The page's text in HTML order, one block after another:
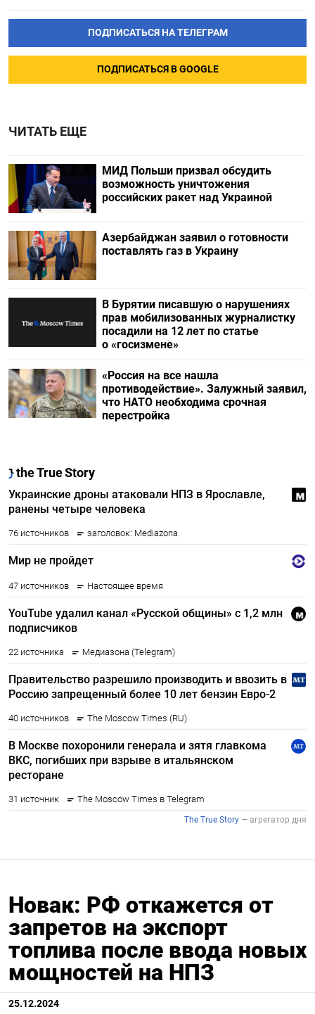
ПОДПИСАТЬСЯ НА ТЕЛЕГРАМ
ПОДПИСАТЬСЯ В GOOGLE
ЧИТАТЬ ЕЩЕ
МИД Польши призвал обсудить
возможность уничтожения
российских ракет над Украиной
Азербайджан заявил о готовности
поставлять газ в Украину
В Бурятии писавшую о нарушениях
прав мобилизованных журналистку
посадили на 12 лет по статье
о «госизмене»
«Россия на все нашла
противодействие». Залужный заявил,
что НАТО необходима срочная
перестройка
Новак: РФ откажется от
запретов на экспорт
топлива после ввода новых
мощностей на НПЗ
25.12.2024